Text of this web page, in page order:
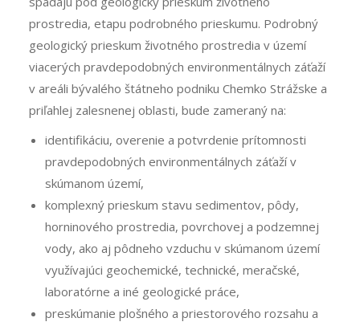
prostredia, etapu podrobného prieskumu. Podrobný
geologický prieskum životného prostredia v území
viacerých pravdepodobných environmentálnych záťaží
v areáli bývalého štátneho podniku Chemko Strážske a
priľahlej zalesnenej oblasti, bude zameraný na:
identifikáciu, overenie a potvrdenie prítomnosti
pravdepodobných environmentálnych záťaží v
skúmanom území,
komplexný prieskum stavu sedimentov, pôdy,
horninového prostredia, povrchovej a podzemnej
vody, ako aj pôdneho vzduchu v skúmanom území
využívajúci geochemické, technické, meračské,
laboratórne a iné geologické práce,
preskúmanie plošného a priestorového rozsahu a